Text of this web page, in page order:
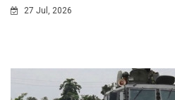
27 Jul, 2026